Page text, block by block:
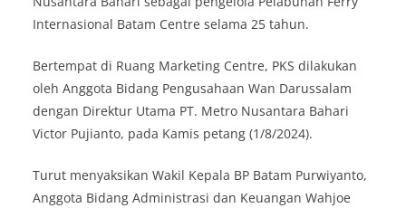
Internasional Batam Centre selama 25 tahun.
Bertempat di Ruang Marketing Centre, PKS dilakukan
oleh Anggota Bidang Pengusahaan Wan Darussalam
dengan Direktur Utama PT. Metro Nusantara Bahari
Victor Pujianto, pada Kamis petang (1/8/2024).
Turut menyaksikan Wakil Kepala BP Batam Purwiyanto,
Anggota Bidang Administrasi dan Keuangan Wahjoe